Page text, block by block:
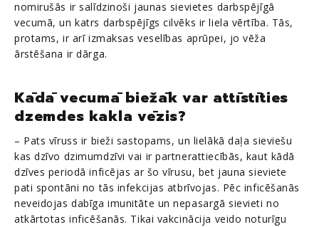
nomirušās ir salīdzinoši jaunas sievietes darbspējīgā
vecumā, un katrs darbspējīgs cilvēks ir liela vērtība. Tās,
protams, ir arī izmaksas veselības aprūpei, jo vēža
ārstēšana ir dārga.
Kādā vecumā biežāk var attīstīties
dzemdes kakla vēzis?
– Pats vīruss ir bieži sastopams, un lielākā daļa sieviešu
kas dzīvo dzimumdzīvi vai ir partnerattiecībās, kaut kādā
dzīves periodā inficējas ar šo vīrusu, bet jauna sieviete
pati spontāni no tās infekcijas atbrīvojas. Pēc inficēšanās
neveidojas dabīga imunitāte un nepasargā sievieti no
atkārtotas inficēšanās. Tikai vakcinācija veido noturīgu